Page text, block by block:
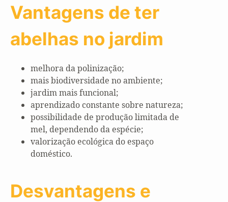
Vantagens de ter
abelhas no jardim
melhora da polinização;
mais biodiversidade no ambiente;
jardim mais funcional;
aprendizado constante sobre natureza;
possibilidade de produção limitada de
mel, dependendo da espécie;
valorização ecológica do espaço
doméstico.
Desvantagens e